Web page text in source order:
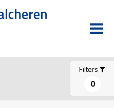
Filters
0